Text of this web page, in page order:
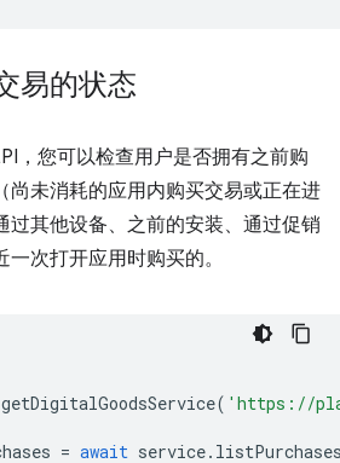
易的状态
，您可以检查用户是否拥有之前购
尚未消耗的应用内购买交易或正在进
过其他设备、之前的安装、通过促销
次打开应用时购买的。
getDigitalGoodsService( 'https://
= await service.